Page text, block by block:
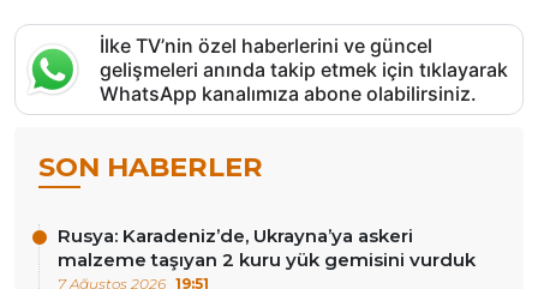
İlke TV’nin özel haberlerini ve güncel
gelişmeleri anında takip etmek için tıklayarak
WhatsApp kanalımıza abone olabilirsiniz.
SON HABERLER
Rusya: Karadeniz’de, Ukrayna’ya askeri
malzeme taşıyan 2 kuru yük gemisini vurduk
7 Ağustos 2026 19:51